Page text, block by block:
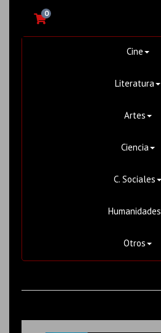
0
Cine
Literatura
Artes
Ciencia
C. Sociales
Humanidades
Otros